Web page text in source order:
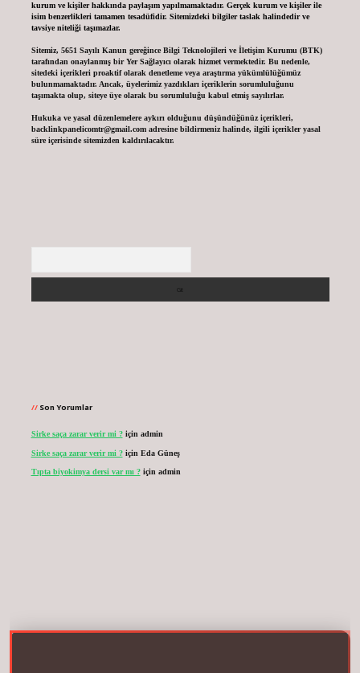
kurum ve kişiler hakkında paylaşım yapılmamaktadır. Gerçek kurum ve kişiler ile
isim benzerlikleri tamamen tesadüfidir. Sitemizdeki bilgiler taslak halindedir ve
tavsiye niteliği taşımazlar.
Sitemiz, 5651 Sayılı Kanun gereğince Bilgi Teknolojileri ve İletişim Kurumu (BTK)
tarafından onaylanmış bir Yer Sağlayıcı olarak hizmet vermektedir. Bu nedenle,
sitedeki içerikleri proaktif olarak denetleme veya araştırma yükümlülüğümüz
bulunmamaktadır. Ancak, üyelerimiz yazdıkları içeriklerin sorumluluğunu
taşımakta olup, siteye üye olarak bu sorumluluğu kabul etmiş sayılırlar.
Hukuka ve yasal düzenlemelere aykırı olduğunu düşündüğünüz içerikleri,
backlinkpanelicomtr@gmail.comadresine bildirmeniz halinde, ilgili içerikler yasal
süre içerisinde sitemizden kaldırılacaktır.
Son Yorumlar
Sirke saça zarar verir mi ?için admin
Sirke saça zarar verir mi ?için Eda Güneş
Tıpta biyokimya dersi var mı ?için admin